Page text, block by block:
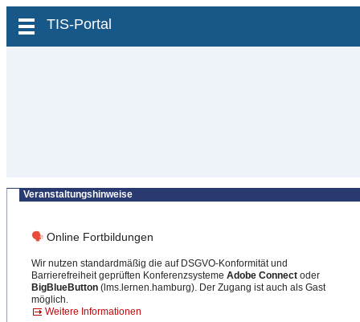
zum Inhalt wechseln
TIS-Portal
Veranstaltungshinweise
🗣 Online Fortbildungen
Wir nutzen standardmäßig die auf DSGVO-Konformität und
Barrierefreiheit geprüften Konferenzsysteme Adobe Connect oder
BigBlueButton (lms.lernen.hamburg). Der Zugang ist auch als Gast
möglich.
Weitere Informationen